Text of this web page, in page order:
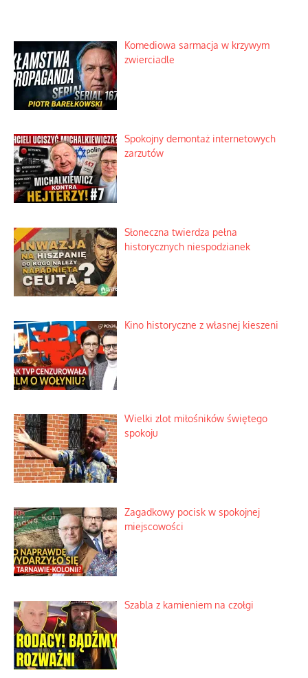
Komediowa sarmacja w krzywym
zwierciadle
Spokojny demontaż internetowych
zarzutów
Słoneczna twierdza pełna
historycznych niespodzianek
Kino historyczne z własnej kieszeni
Wielki zlot miłośników świętego
spokoju
Zagadkowy pocisk w spokojnej
miejscowości
Szabla z kamieniem na czołgi